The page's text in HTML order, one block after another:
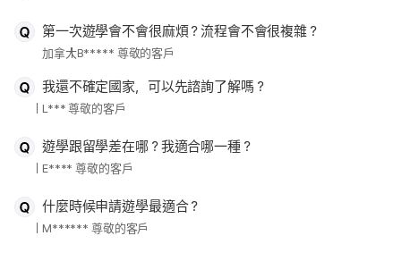
第一次遊學會不會很麻煩？流程會不會很複雜？
加拿大B***** 尊敬的客戶
我還不確定國家，可以先諮詢了解嗎？
L*** 尊敬的客戶
遊學跟留學差在哪？我適合哪一種？
E**** 尊敬的客戶
什麼時候申請遊學最適合？
M****** 尊敬的客戶